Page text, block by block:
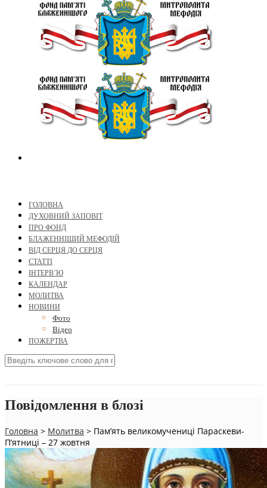
ГОЛОВНА
ДУХОВНИЙ ЗАПОВІТ
ПРО ФОНД
БЛАЖЕННІШИЙ МЕФОДІЙ
ВІД СЕРЦЯ ДО СЕРЦЯ
СТАТТІ
ІНТЕРВ’Ю
КАЛЕНДАР
МОЛИТВА
НОВИНИ
Фото
Відео
ПОЖЕРТВА
Повідомлення в блозі
Головна > Молитва > Пам’ять великомучениці Параскеви-
П’ятниці – 27 жовтня